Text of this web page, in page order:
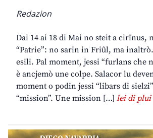
Redazion
Dai 14 ai 18 di Mai no steit a cirînus,
“Patrie”: no sarin in Friûl, ma
esili. Pal moment, jessi “furlans che
è ancjemò une colpe. Salacor lu
moment o podin jessi “libars di
“mission”. Une mission […] lei di plui